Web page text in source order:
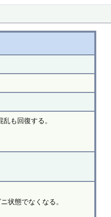
も回復する。
状態でなくなる。